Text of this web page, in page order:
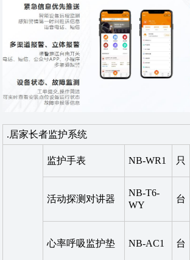
.居家长者监护系统
监护手表 NB-WR1 只
活动探测对讲器
NB-T6-
WY
台
心率呼吸监护垫 NB-AC1 台